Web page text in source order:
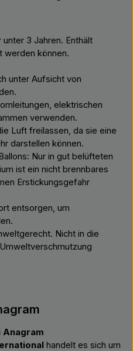
3 Jahren. Enthält
werden können.
unter Aufsicht von
elektrischen
verwenden.
Luft freilassen, da sie eine
darstellen können.
Nur in gut belüfteten
ist ein nicht brennbares
Erstickungsgefahr
entsorgen, um
Nicht in die
Anagram
handelt es sich um